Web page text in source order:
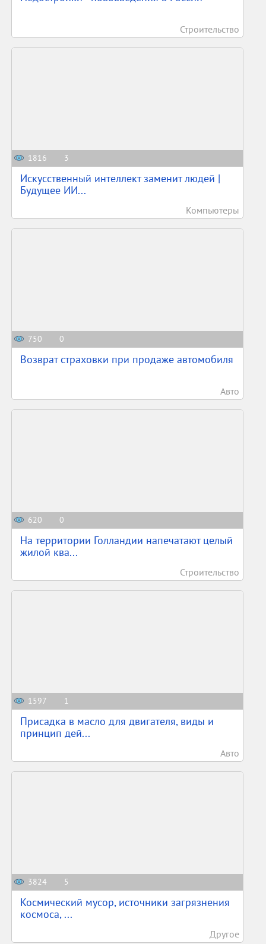
Строительство
1816 3
Искусственный интеллект заменит людей |
Будущее ИИ...
Компьютеры
750 0
Возврат страховки при продаже автомобиля
Авто
620 0
На территории Голландии напечатают целый
жилой ква...
Строительство
1597 1
Присадка в масло для двигателя, виды и
принцип дей...
Авто
3824 5
Космический мусор, источники загрязнения
космоса, ...
Другое